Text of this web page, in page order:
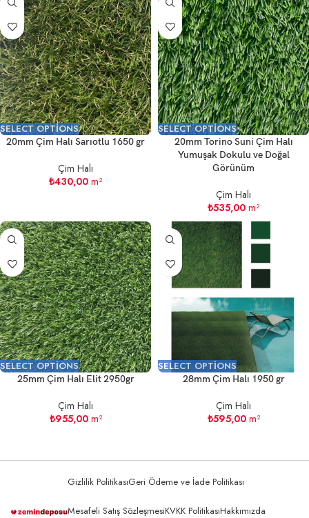
SELECT OPTIONS
20mm Çim Halı Sarıotlu 1650 gr
Çim Halı
₺430,00 m²
SELECT OPTIONS
20mm Torino Suni Çim Halı
Yumuşak Dokulu ve Doğal
Görünüm
Çim Halı
₺535,00 m²
SELECT OPTIONS
25mm Çim Halı Elit 2950gr
Çim Halı
₺955,00m²
SELECT OPTIONS
28mm Çim Halı 1950 gr
Çim Halı
₺595,00m²
Gizlilik PolitikasıGeri Ödeme ve İade Politikası
Mesafeli Satış SözleşmesiKVKK PolitikasıHakkımızda